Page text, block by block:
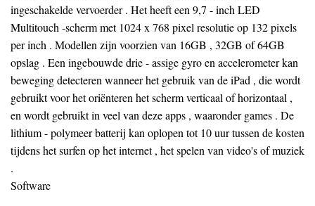
ingeschakelde vervoerder . Het heeft een 9,7 - inch LED
Multitouch -scherm met 1024 x 768 pixel resolutie op 132 pixels
per inch . Modellen zijn voorzien van 16GB , 32GB of 64GB
opslag . Een ingebouwde drie - assige gyro en accelerometer kan
beweging detecteren wanneer het gebruik van de iPad , die wordt
gebruikt voor het oriënteren het scherm verticaal of horizontaal ,
en wordt gebruikt in veel van deze apps , waaronder games . De
lithium - polymeer batterij kan oplopen tot 10 uur tussen de kosten
tijdens het surfen op het internet , het spelen van video's of muziek
.
Software